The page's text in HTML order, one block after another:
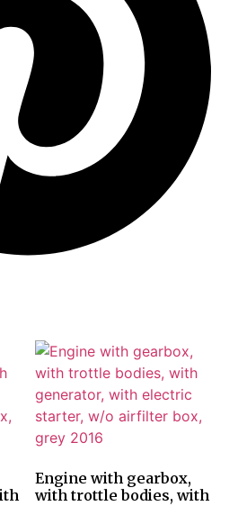
Engine with gearbox,
with trottle bodies, with